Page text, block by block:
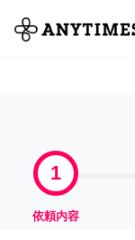
全て
1
依頼内容